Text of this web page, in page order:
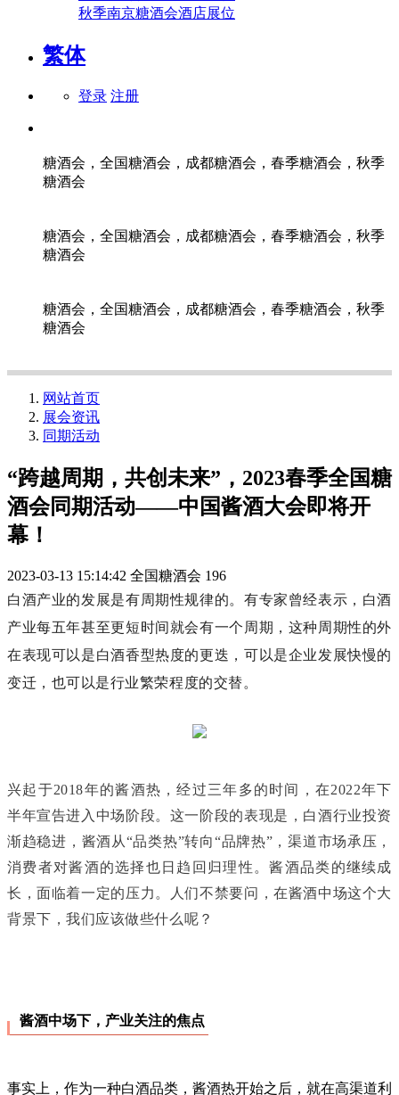
秋季南京糖酒会酒店展位
繁体
登录 注册
糖酒会，全国糖酒会，成都糖酒会，春季糖酒会，秋季
糖酒会
糖酒会，全国糖酒会，成都糖酒会，春季糖酒会，秋季
糖酒会
糖酒会，全国糖酒会，成都糖酒会，春季糖酒会，秋季
糖酒会
网站首页
展会资讯
同期活动
“跨越周期，共创未来”，2023春季全国糖
酒会同期活动——中国酱酒大会即将开
幕！
2023-03-13 15:14:42 全国糖酒会 196
白酒产业的发展是有周期性规律的。有专家曾经表示，白酒
产业每五年甚至更短时间就会有一个周期，这种周期性的外
在表现可以是白酒香型热度的更迭，可以是企业发展快慢的
变迁，也可以是行业繁荣程度的交替。
兴起于2018年的酱酒热，经过三年多的时间，在2022年下
半年宣告进入中场阶段。这一阶段的表现是，白酒行业投资
渐趋稳进，酱酒从“品类热”转向“品牌热”，渠道市场承压，
消费者对酱酒的选择也日趋回归理性。酱酒品类的继续成
长，面临着一定的压力。人们不禁要问，在酱酒中场这个大
背景下，我们应该做些什么呢？
酱酒中场下，产业关注的焦点
事实上，作为一种白酒品类，酱酒热开始之后，就在高渠道利